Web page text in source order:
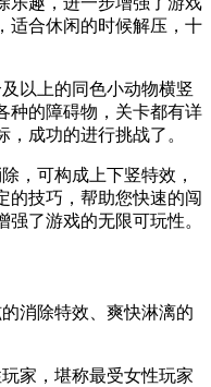
适合休闲的时候解压，十
以上的同色小动物横竖
种的障碍物，关卡都有详
成功的进行挑战了。
可构成上下竖特效，
的技巧，帮助您快速的闯
了游戏的无限可玩性。
消除特效、爽快淋漓的
家，堪称最受女性玩家